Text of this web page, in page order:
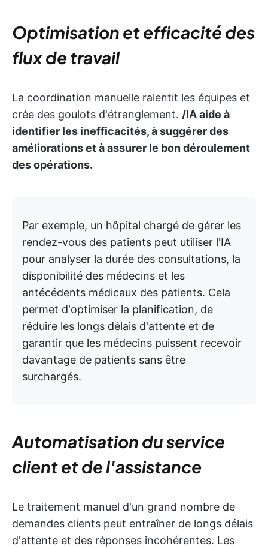
Optimisation et efficacité des
flux de travail
La coordination manuelle ralentit les équipes et
crée des goulots d'étranglement. /IA aide à
identifier les inefficacités, à suggérer des
améliorations et à assurer le bon déroulement
des opérations.
Par exemple, un hôpital chargé de gérer les
rendez-vous des patients peut utiliser l'IA
pour analyser la durée des consultations, la
disponibilité des médecins et les
antécédents médicaux des patients. Cela
permet d'optimiser la planification, de
réduire les longs délais d'attente et de
garantir que les médecins puissent recevoir
davantage de patients sans être
surchargés.
Automatisation du service
client et de l'assistance
Le traitement manuel d'un grand nombre de
demandes clients peut entraîner de longs délais
d'attente et des réponses incohérentes. Les